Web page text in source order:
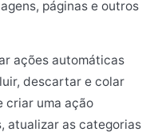
páginas e outros
ações automáticas
descartar e colar
criar uma ação
atualizar as categorias